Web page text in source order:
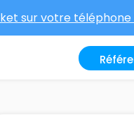
sur votre téléphone